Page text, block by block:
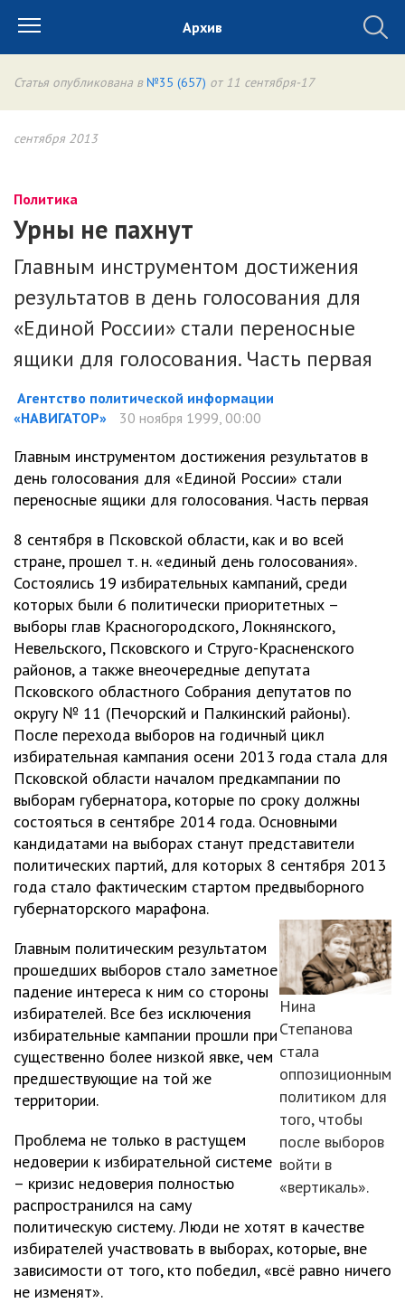
Архив
Статья опубликована в №35 (657) от 11 сентября-17
сентября 2013
Политика
Урны не пахнут
Главным инструментом достижения
результатов в день голосования для
«Единой России» стали переносные
ящики для голосования. Часть первая
Агентство политической информации
«НАВИГАТОР»
30 ноября 1999, 00:00
Главным инструментом достижения результатов в
день голосования для «Единой России» стали
переносные ящики для голосования. Часть первая
8 сентября в Псковской области, как и во всей
стране, прошел т. н. «единый день голосования».
Состоялись 19 избирательных кампаний, среди
которых были 6 политически приоритетных –
выборы глав Красногородского, Локнянского,
Невельского, Псковского и Струго-Красненского
районов, а также внеочередные депутата
Псковского областного Собрания депутатов по
округу № 11 (Печорский и Палкинский районы).
После перехода выборов на годичный цикл
избирательная кампания осени 2013 года стала для
Псковской области началом предкампании по
выборам губернатора, которые по сроку должны
состояться в сентябре 2014 года. Основными
кандидатами на выборах станут представители
политических партий, для которых 8 сентября 2013
года стало фактическим стартом предвыборного
губернаторского марафона.
Нина
Степанова
стала
оппозиционным
политиком для
того, чтобы
после выборов
войти в
«вертикаль».
Главным политическим результатом
прошедших выборов стало заметное
падение интереса к ним со стороны
избирателей. Все без исключения
избирательные кампании прошли при
существенно более низкой явке, чем
предшествующие на той же
территории.
Проблема не только в растущем
недоверии к избирательной системе
– кризис недоверия полностью
распространился на саму
политическую систему. Люди не хотят в качестве
избирателей участвовать в выборах, которые, вне
зависимости от того, кто победил, «всё равно ничего
не изменят».